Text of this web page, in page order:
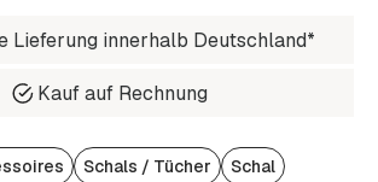
Lieferung innerhalb Deutschland*
Kauf auf Rechnung
Schals / Tücher Schal